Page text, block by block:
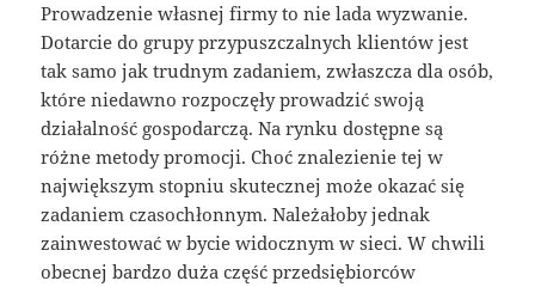
Prowadzenie własnej firmy to nie lada wyzwanie.
Dotarcie do grupy przypuszczalnych klientów jest
tak samo jak trudnym zadaniem, zwłaszcza dla osób,
które niedawno rozpoczęły prowadzić swoją
działalność gospodarczą. Na rynku dostępne są
różne metody promocji. Choć znalezienie tej w
największym stopniu skutecznej może okazać się
zadaniem czasochłonnym. Należałoby jednak
zainwestować w bycie widocznym w sieci. W chwili
obecnej bardzo duża część przedsiębiorców